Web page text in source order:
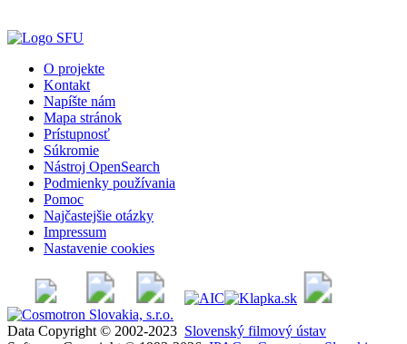
O projekte
Kontakt
Napíšte nám
Mapa stránok
Prístupnosť
Súkromie
Nástroj OpenSearch
Podmienky používania
Pomoc
Najčastejšie otázky
Impressum
Nastavenie cookies
Data Copyright © 2002-2023 Slovenský filmový ústav